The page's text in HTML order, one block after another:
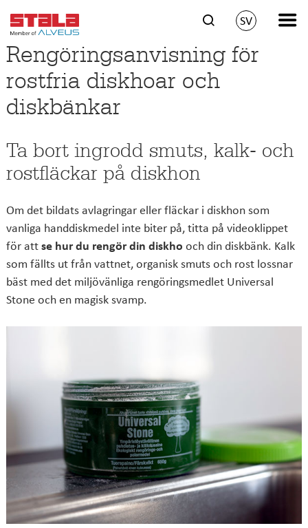
SV
Rengöringsanvisning för
rostfria diskhoar och
diskbänkar
Ta bort ingrodd smuts, kalk- och
rostfläckar på diskhon
Om det bildats avlagringar eller fläckar i diskhon som
vanliga handdiskmedel inte biter på, titta på videoklippet
för att se hur du rengör din diskho och din diskbänk. Kalk
som fällts ut från vattnet, organisk smuts och rost lossnar
bäst med det miljövänliga rengöringsmedlet Universal
Stone och en magisk svamp.